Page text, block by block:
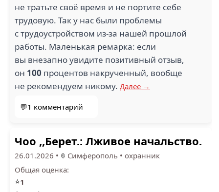
не тратьте своё время и не портите себе
трудовую. Так у нас были проблемы
с трудоустройством из-за нашей прошлой
работы. Маленькая ремарка: если
вы внезапно увидите позитивный отзыв,
он 100 процентов накрученный, вообще
не рекомендуем никому. Далее →
💬1 комментарий
Чоо ,,Берет.: Лживое начальство.
26.01.2026 • Симферополь • охранник
Общая оценка:
⭐1